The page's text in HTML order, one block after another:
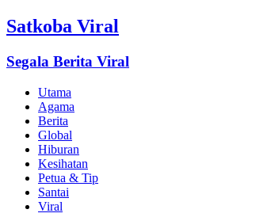
Satkoba Viral
Segala Berita Viral
Utama
Agama
Berita
Global
Hiburan
Kesihatan
Petua & Tip
Santai
Viral